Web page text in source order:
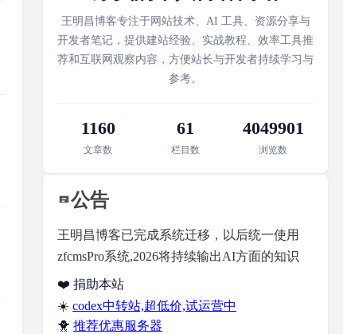
王明昌博客专注于网站技术、AI 工具、资源分享与
开发者笔记，提供建站经验、实战教程、效率工具推
荐和互联网观察内容，方便站长与开发者持续学习与
参考。
1160
文章数
61
栏目数
4049901
浏览数
公告
王明昌博客已完成系统迁移，以后统一使用
zfcmsPro系统,2026将持续输出AI方面的知识
❤️ 捐助本站
☀️ codex中转站,超低价,试运营中
🐥 推荐优惠服务器